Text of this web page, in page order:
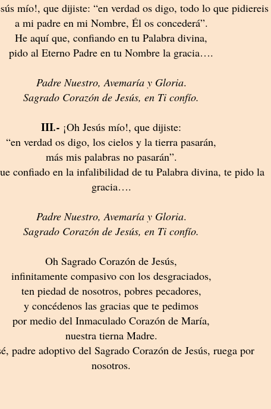
mío!, que dijiste: “en verdad os digo, todo lo que pidiereis
a mi padre en mi Nombre, Él os concederá”.
He aquí que, confiando en tu Palabra divina,
pido al Eterno Padre en tu Nombre la gracia….
Padre Nuestro, Avemaría y Gloria.
Sagrado Corazón de Jesús, en Ti confío.
III.- ¡Oh Jesús mío!, que dijiste:
“en verdad os digo, los cielos y la tierra pasarán,
más mis palabras no pasarán”.
confiado en la infalibilidad de tu Palabra divina, te pido la
gracia….
Padre Nuestro, Avemaría y Gloria.
Sagrado Corazón de Jesús, en Ti confío.
Oh Sagrado Corazón de Jesús,
infinitamente compasivo con los desgraciados,
ten piedad de nosotros, pobres pecadores,
y concédenos las gracias que te pedimos
por medio del Inmaculado Corazón de María,
nuestra tierna Madre.
padre adoptivo del Sagrado Corazón de Jesús, ruega por
nosotros.